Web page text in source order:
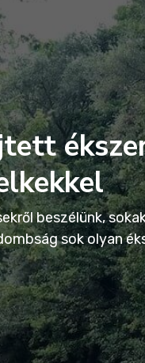
beszélünk,
sok olyan